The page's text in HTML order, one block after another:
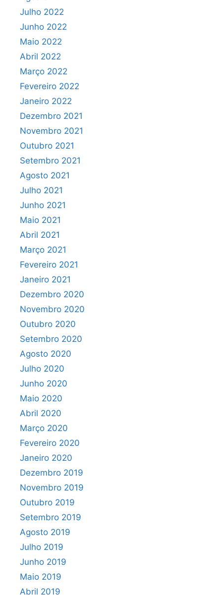
Julho 2022
Junho 2022
Maio 2022
Abril 2022
Março 2022
Fevereiro 2022
Janeiro 2022
Dezembro 2021
Novembro 2021
Outubro 2021
Setembro 2021
Agosto 2021
Julho 2021
Junho 2021
Maio 2021
Abril 2021
Março 2021
Fevereiro 2021
Janeiro 2021
Dezembro 2020
Novembro 2020
Outubro 2020
Setembro 2020
Agosto 2020
Julho 2020
Junho 2020
Maio 2020
Abril 2020
Março 2020
Fevereiro 2020
Janeiro 2020
Dezembro 2019
Novembro 2019
Outubro 2019
Setembro 2019
Agosto 2019
Julho 2019
Junho 2019
Maio 2019
Abril 2019